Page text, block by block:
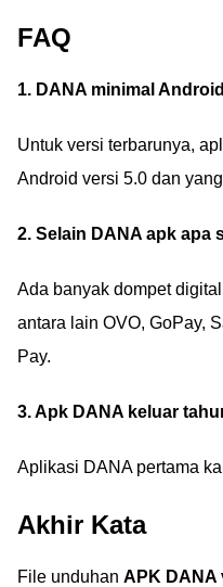
FAQ
1. DANA minimal
Untuk versi terbarunya,
Android versi 5.0 dan
2. Selain DANA apk apa
Ada banyak dompet
antara lain OVO, GoPay,
Pay.
3. Apk DANA keluar
Aplikasi DANA pertama
Akhir Kata
File unduhan APK DANA